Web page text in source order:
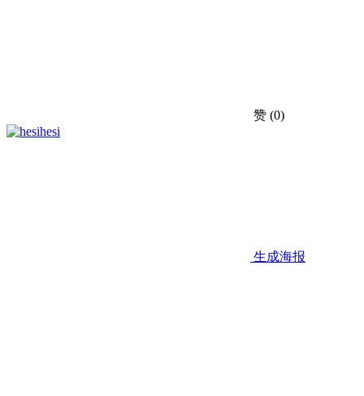
赞 (0)
hesi
生成海报